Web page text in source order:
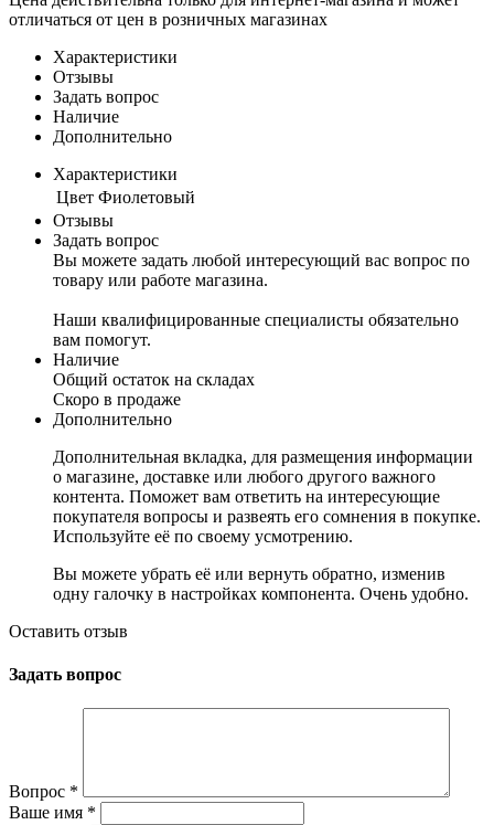
отличаться от цен в розничных магазинах
Характеристики
Отзывы
Задать вопрос
Наличие
Дополнительно
Характеристики
Цвет Фиолетовый
Отзывы
Задать вопрос
Вы можете задать любой интересующий вас вопрос по
товару или работе магазина.
Наши квалифицированные специалисты обязательно
вам помогут.
Наличие
Общий остаток на складах
Скоро в продаже
Дополнительно
Дополнительная вкладка, для размещения информации
о магазине, доставке или любого другого важного
контента. Поможет вам ответить на интересующие
покупателя вопросы и развеять его сомнения в покупке.
Используйте её по своему усмотрению.
Вы можете убрать её или вернуть обратно, изменив
одну галочку в настройках компонента. Очень удобно.
Оставить отзыв
Задать вопрос
Вопрос *
Ваше имя *